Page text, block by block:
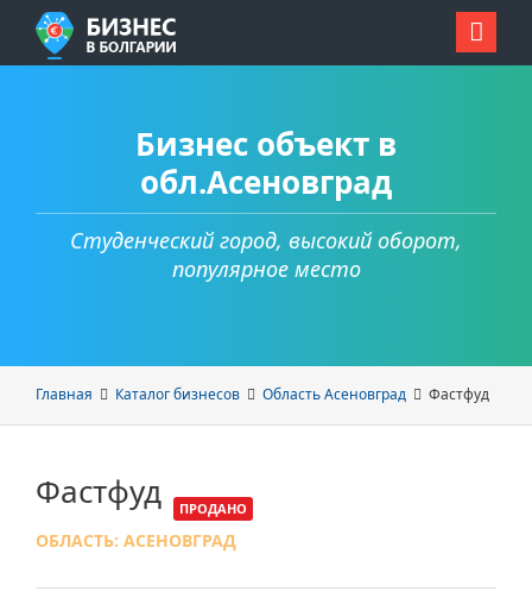
Бизнес объект в
обл.Асеновград
Студенческий город, высокий оборот,
популярное место
Главная Каталог бизнесов Область Асеновград Фастфуд
Фастфуд
ОБЛАСТЬ: АСЕНОВГРАД